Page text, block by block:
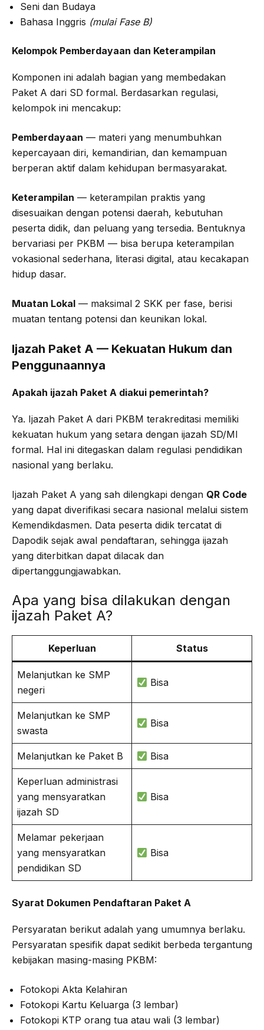
Seni dan Budaya
Bahasa Inggris (mulai Fase B)
Kelompok Pemberdayaan dan Keterampilan
Komponen ini adalah bagian yang membedakan
Paket A dari SD formal. Berdasarkan regulasi,
kelompok ini mencakup:
Pemberdayaan — materi yang menumbuhkan
kepercayaan diri, kemandirian, dan kemampuan
berperan aktif dalam kehidupan bermasyarakat.
Keterampilan — keterampilan praktis yang
disesuaikan dengan potensi daerah, kebutuhan
peserta didik, dan peluang yang tersedia. Bentuknya
bervariasi per PKBM — bisa berupa keterampilan
vokasional sederhana, literasi digital, atau kecakapan
hidup dasar.
Muatan Lokal — maksimal 2 SKK per fase, berisi
muatan tentang potensi dan keunikan lokal.
Ijazah Paket A — Kekuatan Hukum dan
Penggunaannya
Apakah ijazah Paket A diakui pemerintah?
Ya. Ijazah Paket A dari PKBM terakreditasi memiliki
kekuatan hukum yang setara dengan ijazah SD/MI
formal. Hal ini ditegaskan dalam regulasi pendidikan
nasional yang berlaku.
Ijazah Paket A yang sah dilengkapi dengan QR Code
yang dapat diverifikasi secara nasional melalui sistem
Kemendikdasmen. Data peserta didik tercatat di
Dapodik sejak awal pendaftaran, sehingga ijazah
yang diterbitkan dapat dilacak dan
dipertanggungjawabkan.
Apa yang bisa dilakukan dengan
ijazah Paket A?
Keperluan Status
Melanjutkan ke SMP
negeri
Bisa
Melanjutkan ke SMP
swasta
Bisa
Melanjutkan ke Paket B Bisa
Keperluan administrasi
yang mensyaratkan
ijazah SD
Bisa
Melamar pekerjaan
yang mensyaratkan
pendidikan SD
Bisa
Syarat Dokumen Pendaftaran Paket A
Persyaratan berikut adalah yang umumnya berlaku.
Persyaratan spesifik dapat sedikit berbeda tergantung
kebijakan masing-masing PKBM:
Fotokopi Akta Kelahiran
Fotokopi Kartu Keluarga (3 lembar)
Fotokopi KTP orang tua atau wali (3 lembar)